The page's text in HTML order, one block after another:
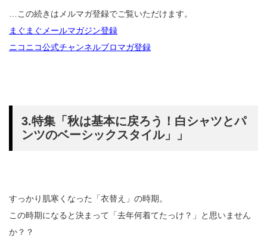
…この続きはメルマガ登録でご覧いただけます。
まぐまぐメールマガジン登録
ニコニコ公式チャンネルブロマガ登録
3.特集「秋は基本に戻ろう！白シャツとパ
ンツのベーシックスタイル」」
すっかり肌寒くなった「衣替え」の時期。
この時期になると決まって「去年何着てたっけ？」と思いません
か？？